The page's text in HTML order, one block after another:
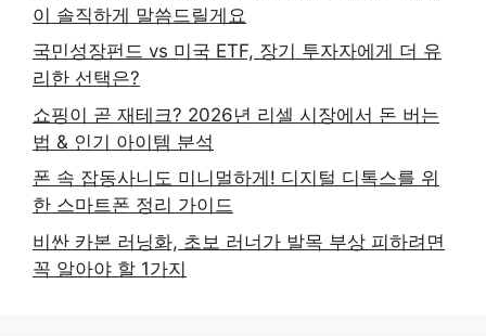
이 솔직하게 말씀드릴게요
국민성장펀드 vs 미국 ETF, 장기 투자자에게 더 유
리한 선택은?
쇼핑이 곧 재테크? 2026년 리셀 시장에서 돈 버는
법 & 인기 아이템 분석
폰 속 잡동사니도 미니멀하게! 디지털 디톡스를 위
한 스마트폰 정리 가이드
비싼 카본 러닝화, 초보 러너가 발목 부상 피하려면
꼭 알아야 할 1가지